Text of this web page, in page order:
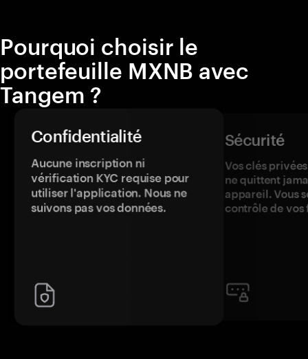
Pourquoi choisir le
portefeuille MXNB avec
Tangem ?
Confidentialité
Aucune inscription ni
vérification KYC requise pour
utiliser l'application. Nous ne
suivons pas vos données.
Sécurité
Vos clés
ne quittent
appareil. Vous
contrôle de vos